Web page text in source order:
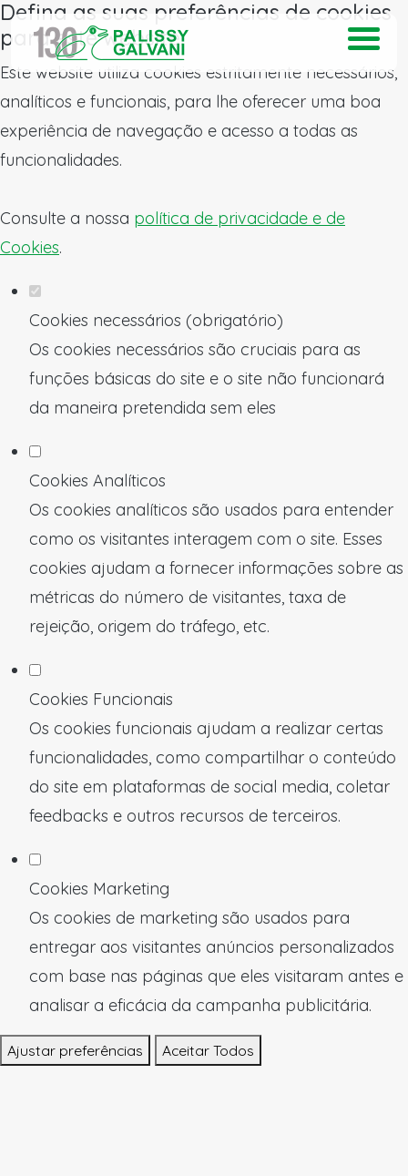
Defina as suas preferências de cookies
para este website.
Este website utiliza cookies estritamente necessários,
analíticos e funcionais, para lhe oferecer uma boa
experiência de navegação e acesso a todas as
funcionalidades.
Consulte a nossa política de privacidade e de
Cookies.
Cookies necessários (obrigatório)
Os cookies necessários são cruciais para as
funções básicas do site e o site não funcionará
da maneira pretendida sem eles
Cookies Analíticos
Os cookies analíticos são usados para entender
como os visitantes interagem com o site. Esses
cookies ajudam a fornecer informações sobre as
métricas do número de visitantes, taxa de
rejeição, origem do tráfego, etc.
Cookies Funcionais
Os cookies funcionais ajudam a realizar certas
funcionalidades, como compartilhar o conteúdo
do site em plataformas de social media, coletar
feedbacks e outros recursos de terceiros.
Cookies Marketing
Os cookies de marketing são usados para
entregar aos visitantes anúncios personalizados
com base nas páginas que eles visitaram antes e
analisar a eficácia da campanha publicitária.
Ajustar preferências Aceitar Todos